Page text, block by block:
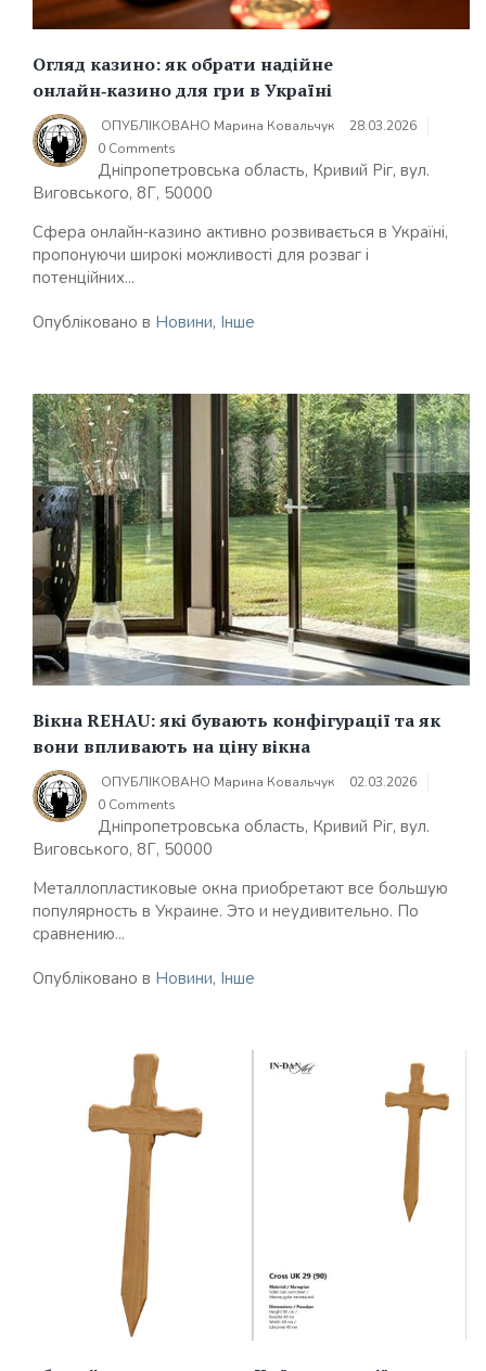
Огляд казино: як обрати надійне
онлайн‑казино для гри в Україні
ОПУБЛІКОВАНО Марина Ковальчук
28.03.2026
0 Comments
Дніпропетровська область, Кривий Ріг, вул.
Виговського, 8Г, 50000
Сфера онлайн‑казино активно розвивається в Україні,
пропонуючи широкі можливості для розваг і
потенційних...
Опубліковано в Новини, Інше
Вікна REHAU: які бувають конфігурації та як
вони впливають на ціну вікна
ОПУБЛІКОВАНО Марина Ковальчук
02.03.2026
0 Comments
Дніпропетровська область, Кривий Ріг, вул.
Виговського, 8Г, 50000
Металлопластиковые окна приобретают все большую
популярность в Украине. Это и неудивительно. По
сравнению...
Опубліковано в Новини, Інше